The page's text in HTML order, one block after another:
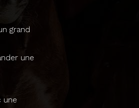
grand
une
une